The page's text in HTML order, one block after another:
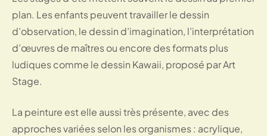
plan. Les enfants peuvent travailler le dessin
d’observation, le dessin d’imagination, l’interprétation
d’œuvres de maîtres ou encore des formats plus
ludiques comme le dessin Kawaii, proposé par Art
Stage.
La peinture est elle aussi très présente, avec des
approches variées selon les organismes : acrylique,